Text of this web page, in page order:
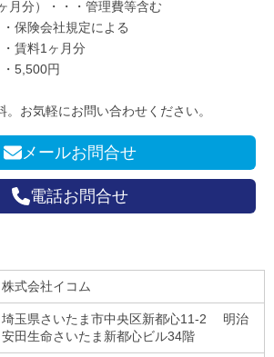
月分）・・・管理費等含む
保険会社規定による
・賃料1ヶ月分
・5,500円
お気軽にお問い合わせください。
メールお問合せ
電話お問合せ
株式会社イコム
埼玉県さいたま市中央区新都心11-2 明治
安田生命さいたま新都心ビル34階